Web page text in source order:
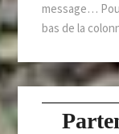
message…
bas de la